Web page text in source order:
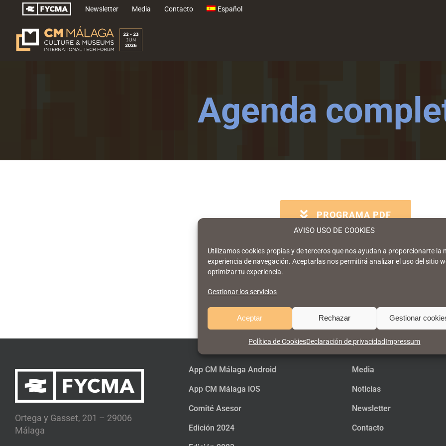
AVISO USO DE COOKIES
Utilizamos cookies propias y de terceros que nos ayudan a proporcionarte la
experiencia de navegación. Aceptarlas nos permitirá analizar el uso del sitio
optimizar tu experiencia.
Gestionar los servicios
Aceptar Rechazar Gestionar
Política de CookiesDeclaración de privacidadImpressum
Saltar
contenido
Newsletter Media Contacto Español
Agenda
PROGRAMA PDF
Ortega y Gasset, 201 – 29006
Málaga
App CM Málaga Android
App CM Málaga iOS
Comité Asesor
Edición 2024
Media
Noticias
Newsletter
Contacto